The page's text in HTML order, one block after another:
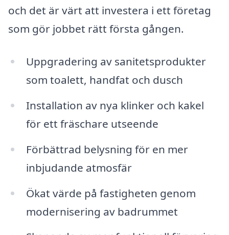
och det är värt att investera i ett företag
som gör jobbet rätt första gången.
Uppgradering av sanitetsprodukter
som toalett, handfat och dusch
Installation av nya klinker och kakel
för ett fräschare utseende
Förbättrad belysning för en mer
inbjudande atmosfär
Ökat värde på fastigheten genom
modernisering av badrummet